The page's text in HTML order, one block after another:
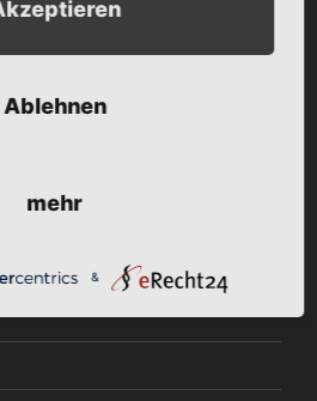
Ablehnen
mehr
&